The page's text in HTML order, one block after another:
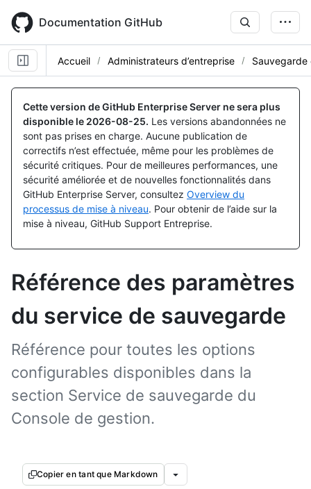
main
content
Documentation GitHub
Accueil Administrateurs d’entreprise Sauvegarde
Cette version de GitHub Enterprise Server ne sera plus
disponible le 2026-08-25. Les versions abandonnées ne
sont pas prises en charge. Aucune publication de
correctifs n’est effectuée, même pour les problèmes de
sécurité critiques. Pour de meilleures performances, une
sécurité améliorée et de nouvelles fonctionnalités dans
GitHub Enterprise Server, consultez Overview du
processus de mise à niveau. Pour obtenir de l’aide sur la
mise à niveau, GitHub Support Entreprise.
Référence des paramètres
du service de sauvegarde
Référence pour toutes les options
configurables disponibles dans la
section Service de sauvegarde du
Console de gestion.
Copier en tant que Markdown